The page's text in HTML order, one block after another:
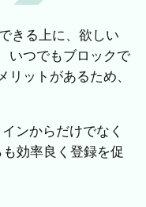
きる上に、欲しい
いつでもブロックで
リットがあるため、
ンからだけでなく
効率良く登録を促